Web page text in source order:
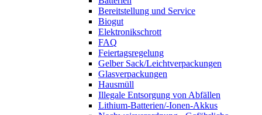
Bereitstellung und Service
Biogut
Elektronikschrott
FAQ
Feiertagsregelung
Gelber Sack/Leichtverpackungen
Glasverpackungen
Hausmüll
Illegale Entsorgung von Abfällen
Lithium-Batterien/-Ionen-Akkus